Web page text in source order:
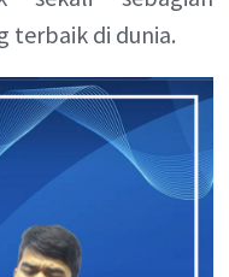
terbaik di dunia.